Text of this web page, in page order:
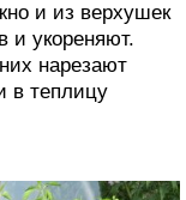
и из верхушек
и укореняют.
нарезают
в теплицу